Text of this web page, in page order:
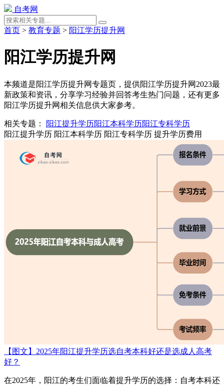
自考网
首页 > 教育专题 > 阳江学历提升网
阳江学历提升网
本频道是阳江学历提升网专题页，提供阳江学历提升网2023最
新政策和资讯，分享学习经验并回答考生热门问题，还有更多
阳江学历提升网相关信息供大家参考。
相关专题： 阳江提升学历阳江本科学历阳江专科学历
阳江提升学历 阳江本科学历 阳江专科学历 提升学历费用
【图文】2025年阳江提升学历选自考本科好还是选成人高考
好？
在2025年，阳江的考生们面临着提升学历的选择：自考本科还